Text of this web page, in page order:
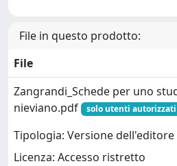
File in questo prodotto:
File
Zangrandi_Schede per uno
nieviano.pdf
solo utenti autorizzati
Tipologia: Versione dell'editore
Licenza: Accesso ristretto